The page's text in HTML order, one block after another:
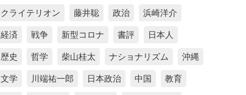
クライテリオン 藤井聡 政治 浜崎洋介
経済 戦争 新型コロナ 書評 日本人
歴史 哲学 柴山桂太 ナショナリズム 沖縄
文学 川端祐一郎 日本政治 中国 教育